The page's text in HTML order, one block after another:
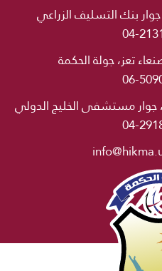
بنك التسليف الزراعي
04-
تعز، جولة الحكمة
06-
جوار مستشفى الخليج الدولي
04-